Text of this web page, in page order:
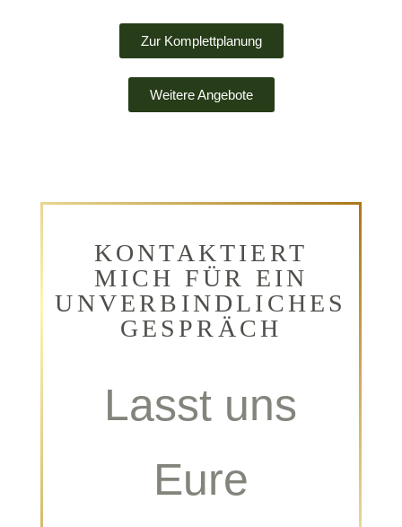
Zur Komplettplanung
Weitere Angebote
KONTAKTIERT
MICH FÜR EIN
UNVERBINDLICHES
GESPRÄCH
Lasst uns
Eure